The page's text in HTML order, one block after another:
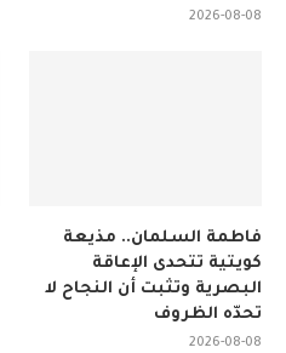
2026-08-08
فاطمة السلمان.. مذيعة
كويتية تتحدى الإعاقة
البصرية وتثبت أن النجاح لا
تحدّه الظروف
2026-08-08